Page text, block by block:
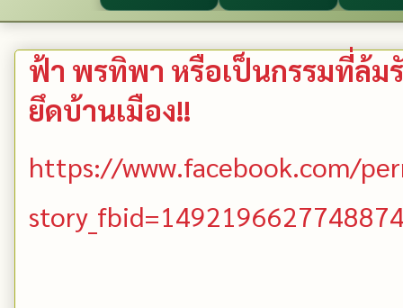
ฟ้า พรทิพา หรือเป็นกรรมที่ล้ม
ยึดบ้านเมือง!!
https://www.facebook.com/